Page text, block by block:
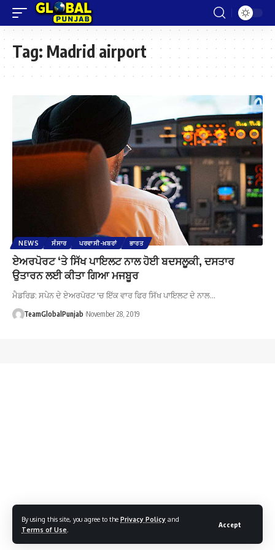
By using this site, you agree to the Privacy Policy and
Terms of Use
Accept
Tag: Madrid airport
NEWS ਸੰਸਾਰ ਪਰਵਾਸੀ-ਖ਼ਬਰਾਂ ਭਾਰਤ
ਏਅਰਪੋਰਟ ‘ਤੇ ਸਿੱਖ ਪਾਇਲਟ ਨਾਲ ਹੋਈ ਬਦਸਲੂਕੀ, ਦਸਤਾਰ
ਉਤਾਰਨ ਲਈ ਕੀਤਾ ਗਿਆ ਮਜਬੂਰ
ਮੈਡਰਿਡ: ਸਪੇਨ ਦੇ ਏਅਰਪੋਰਟ 'ਚ ਇੱਕ ਵਾਰ ਫਿਰ ਸਿੱਖ ਪਾਇਲਟ ਦੇ ਨਾਲ…
TeamGlobalPunjab November 28, 2019